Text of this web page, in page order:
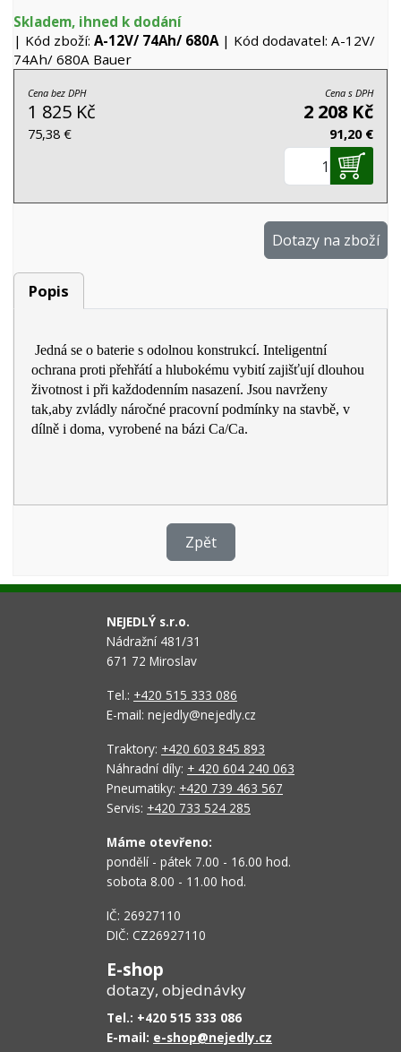
Skladem, ihned k dodání
| Kód zboží: A-12V/ 74Ah/ 680A| Kód dodavatel: A-12V/
74Ah/ 680A Bauer
Cena bez DPH
1 825 Kč
75,38 €
Cena s DPH
2 208 Kč
91,20 €
Dotazy na zboží
Popis
Jedná se o baterie s odolnou konstrukcí. Inteligentní
ochrana proti přehřátí a hlubokému vybití zajišťují dlouhou
životnost i při každodenním nasazení. Jsou navrženy
tak,aby zvládly náročné pracovní podmínky na stavbě, v
dílně i doma, vyrobené na bázi Ca/Ca.
Zpět
NEJEDLÝ s.r.o.
Nádražní 481/31
671 72 Miroslav
Tel.: +420 515 333 086
E-mail: nejedly@nejedly.cz
Traktory: +420 603 845 893
Náhradní díly: + 420 604 240 063
Pneumatiky: +420 739 463 567
Servis: +420 733 524 285
Máme otevřeno:
pondělí - pátek 7.00 - 16.00 hod.
sobota 8.00 - 11.00 hod.
IČ: 26927110
DIČ: CZ26927110
E-shop
dotazy, objednávky
Tel.: +420 515 333 086
E-mail: e-shop@nejedly.cz